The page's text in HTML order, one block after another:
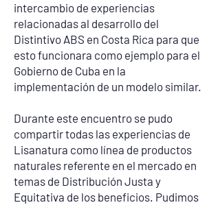
intercambio de experiencias
relacionadas al desarrollo del
Distintivo ABS en Costa Rica para que
esto funcionara como ejemplo para el
Gobierno de Cuba en la
implementación de un modelo similar.
Durante este encuentro se pudo
compartir todas las experiencias de
Lisanatura como línea de productos
naturales referente en el mercado en
temas de Distribución Justa y
Equitativa de los beneficios. Pudimos